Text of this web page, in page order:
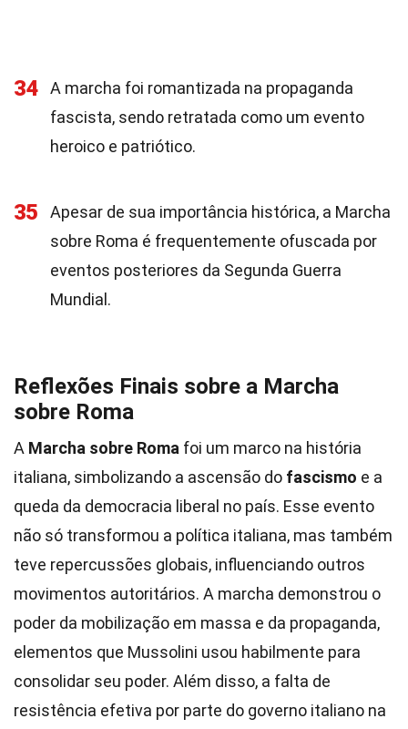
34
A marcha foi romantizada na propaganda
fascista, sendo retratada como um evento
heroico e patriótico.
35
Apesar de sua importância histórica, a Marcha
sobre Roma é frequentemente ofuscada por
eventos posteriores da Segunda Guerra
Mundial.
Reflexões Finais sobre a Marcha
sobre Roma
A Marcha sobre Roma foi um marco na história
italiana, simbolizando a ascensão do fascismo e a
queda da democracia liberal no país. Esse evento
não só transformou a política italiana, mas também
teve repercussões globais, influenciando outros
movimentos autoritários. A marcha demonstrou o
poder da mobilização em massa e da propaganda,
elementos que Mussolini usou habilmente para
consolidar seu poder. Além disso, a falta de
resistência efetiva por parte do governo italiano na